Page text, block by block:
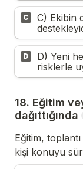
C
C) Ekibin
D
D) Yeni
risklerle
18. Eğitim
dağıttığında
Eğitim,
kişi konuyu